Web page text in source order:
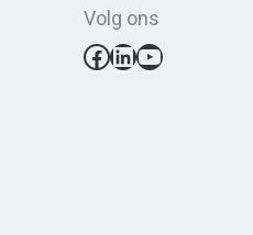
Volg ons
Facebook LinkedIn YouTube